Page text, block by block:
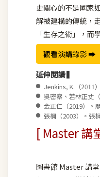
史關心的不是國家
解被建構的傳統，
「生存之術」，
觀看演講錄影 ➡︎
延伸閱讀 ▍
● Jenkins, K.（2011
● 吳密察、若林正丈
● 金正仁（2019）。
● 張棡（2003）。張
[ Master 講
圖書館 Master 講